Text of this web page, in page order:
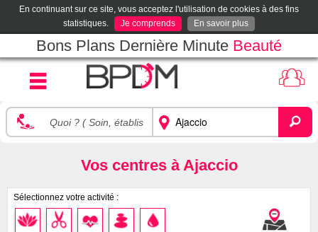
En continuant sur ce site, vous acceptez l'utilisation de cookies à des fins
statistiques.
Je comprends En savoir plus
Bons Plans Dernière Minute Beauté
Vos centres à Ajaccio
Sélectionnez votre activité :